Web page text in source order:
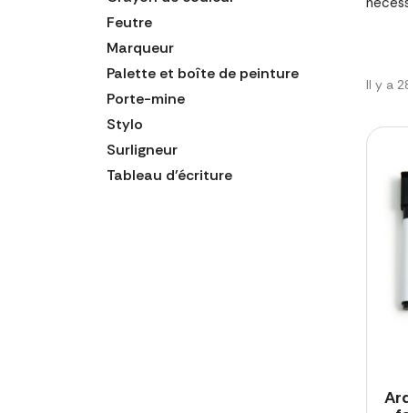
Feutre
Marqueur
Palette et boîte de peinture
Porte-mine
Stylo
Surligneur
Tableau d'écriture
Il y a